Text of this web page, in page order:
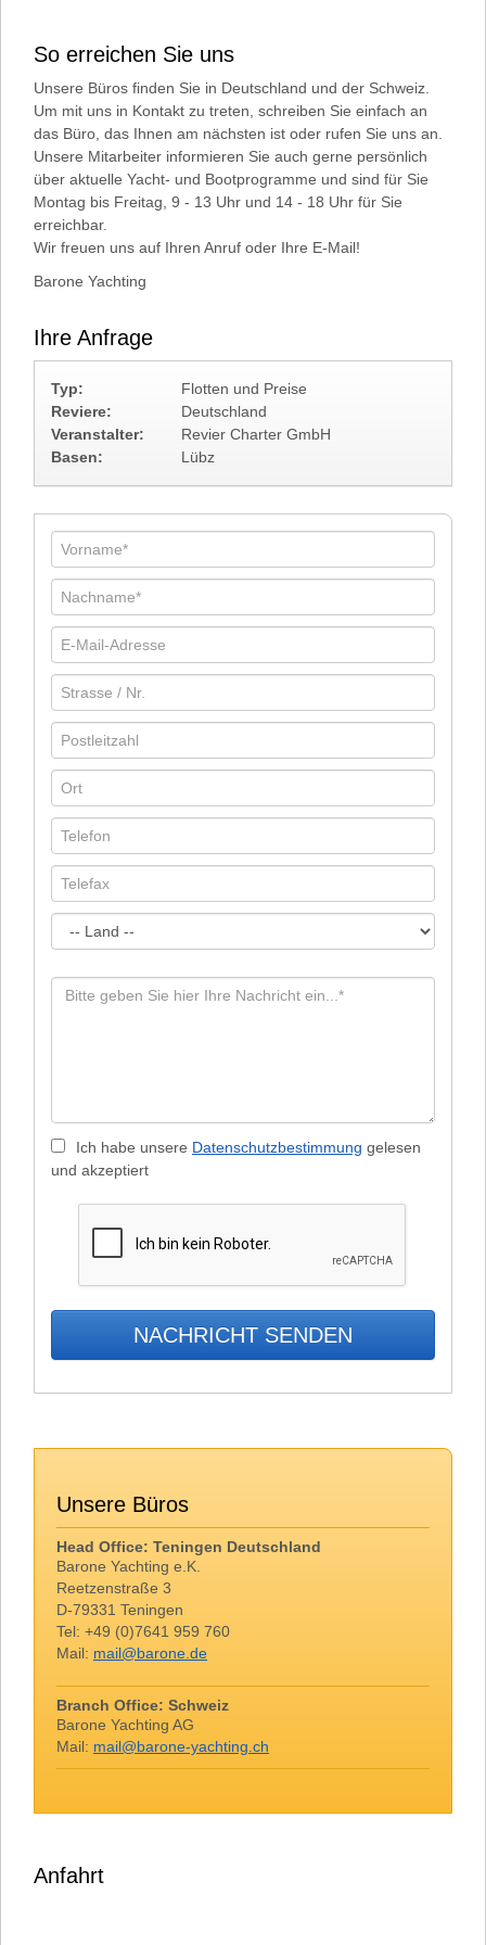
So erreichen Sie uns
Unsere Büros finden Sie in Deutschland und der Schweiz.
Um mit uns in Kontakt zu treten, schreiben Sie einfach an
das Büro, das Ihnen am nächsten ist oder rufen Sie uns an.
Unsere Mitarbeiter informieren Sie auch gerne persönlich
über aktuelle Yacht- und Bootprogramme und sind für Sie
Montag bis Freitag, 9 - 13 Uhr und 14 - 18 Uhr für Sie
erreichbar.
Wir freuen uns auf Ihren Anruf oder Ihre E-Mail!
Barone Yachting
Ihre Anfrage
Typ:
Flotten und Preise
Reviere:
Deutschland
Veranstalter:
Revier Charter GmbH
Basen:
Lübz
Ich habe unsere Datenschutzbestimmung gelesen
und akzeptiert
Unsere Büros
Head Office: Teningen Deutschland
Barone Yachting e.K.
Reetzenstraße 3
D-79331 Teningen
Tel: +49 (0)7641 959 760
Mail: mail@barone.de
Branch Office: Schweiz
Barone Yachting AG
Mail: mail@barone-yachting.ch
Anfahrt